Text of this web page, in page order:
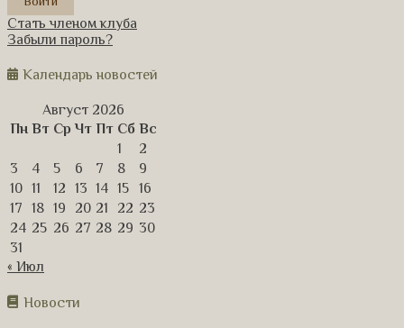
Стать членом клуба
Забыли пароль?
Календарь новостей
Август 2026
Пн Вт Ср Чт Пт Сб Вс
1
2
3
4 5 6 7 8
9
10 11 12 13 14 15
16
17
18 19 20 21 22 23
24 25 26 27 28 29 30
31
« Июл
Новости